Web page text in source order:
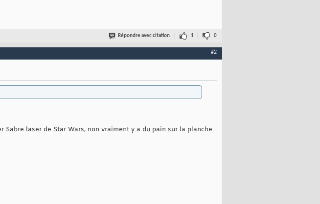
Répondre avec citation 1 0
#2
laser de Star Wars, non vraiment y a du pain sur la planche